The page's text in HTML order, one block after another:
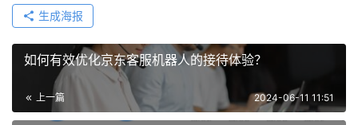
生成海报
如何有效优化京东客服机器人的接待体验？
上一篇 2024-06-11 11:51